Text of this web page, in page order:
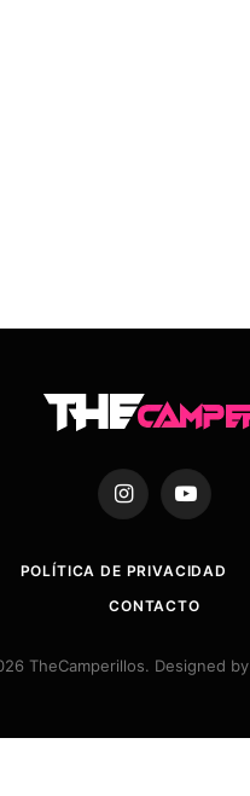
InstagramYouTube
POLÍTICA DE PRIVACIDAD
CONTACTO
TheCamperillos. Designed by